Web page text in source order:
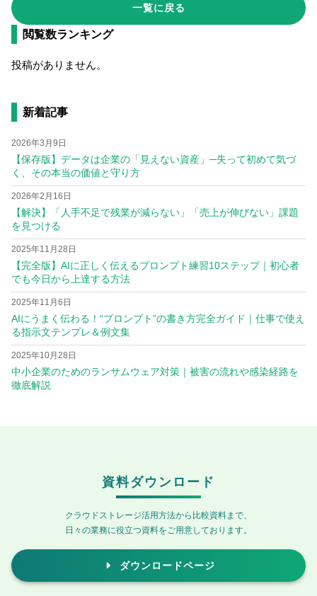
一覧に戻る
閲覧数ランキング
投稿がありません。
新着記事
【保存版】データは企業の「見えない資産」─失って初めて気づ
く、その本当の価値と守り方
2026年3月9日
【解決】「人手不足で残業が減らない」「売上が伸びない」課題
を見つける
2026年2月16日
【完全版】AIに正しく伝えるプロンプト練習10ステップ｜初心者
でも今日から上達する方法
2025年11月28日
AIにうまく伝わる！“プロンプト”の書き方完全ガイド｜仕事で使え
る指示文テンプレ＆例文集
2025年11月6日
中小企業のためのランサムウェア対策｜被害の流れや感染経路を
徹底解説
2025年10月28日
資料ダウンロード
クラウドストレージ活用方法から比較資料まで、
日々の業務に役立つ資料をご用意しております。
ダウンロードページ